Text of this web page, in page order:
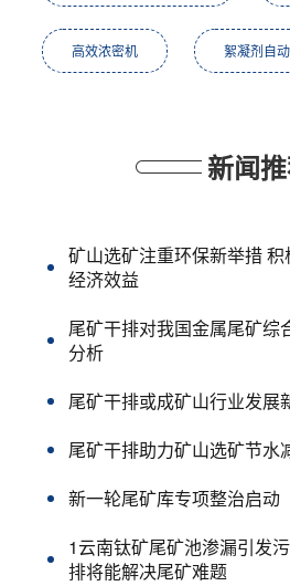
高效浓密机 絮凝剂自
新闻
矿山选矿注重环保新举措
经济效益
尾矿干排对我国金属尾矿综
分析
尾矿干排或成矿山行业发展
尾矿干排助力矿山选矿节水
新一轮尾矿库专项整治启动
1云南钛矿尾矿池渗漏引发
排将能解决尾矿难题